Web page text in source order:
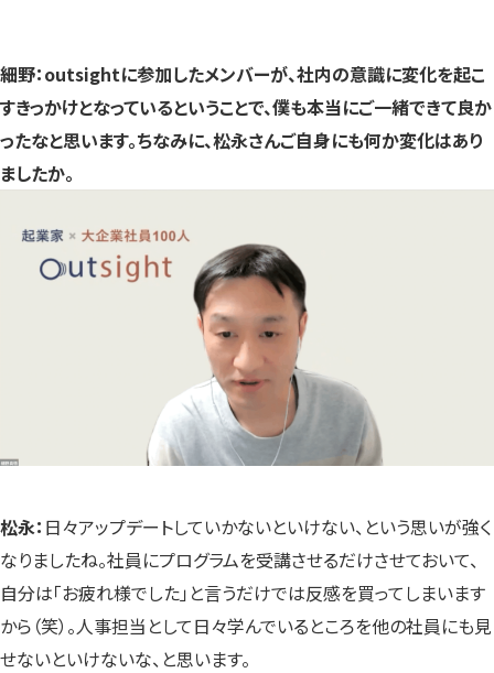
細野：outsightに参加したメンバーが、社内の意識に変化を起こ
すきっかけとなっているということで、僕も本当にご一緒できて良か
ったなと思います。ちなみに、松永さんご自身にも何か変化はあり
ましたか。
松永： 日々アップデートしていかないといけない、という思いが強く
なりましたね。社員にプログラムを受講させるだけさせておいて、
自分は「お疲れ様でした」と言うだけでは反感を買ってしまいます
から（笑）。人事担当として日々学んでいるところを他の社員にも見
せないといけないな、と思います。